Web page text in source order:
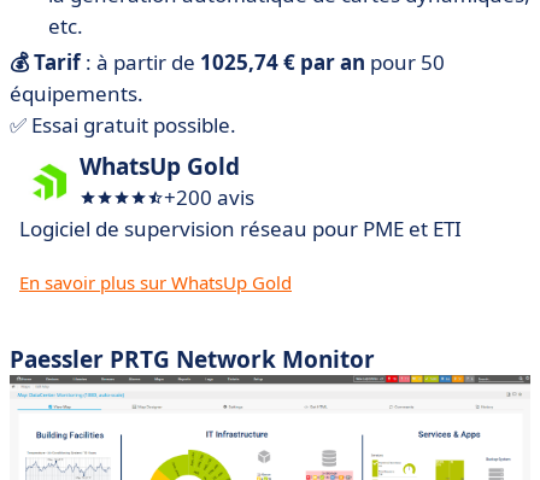
etc.
💰 Tarif: à partir de 1025,74 € par an pour 50
équipements.
✅ Essai gratuit possible.
WhatsUp Gold
+200 avis
Logiciel de supervision réseau pour PME et ETI
En savoir plus sur WhatsUp Gold
Paessler PRTG Network Monitor